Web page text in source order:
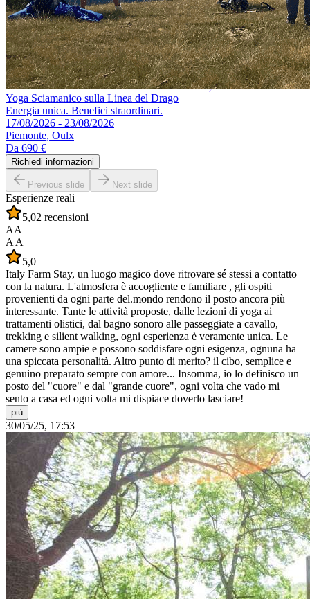
Yoga Sciamanico sulla Linea del Drago
Energia unica. Benefici straordinari.
17/08/2026 - 23/08/2026
Piemonte, Oulx
Da 690 €
Richiedi informazioni
Previous slide Next slide
Esperienze reali
5,02 recensioni
AA
A A
5,0
Italy Farm Stay, un luogo magico dove ritrovare sé stessi a contatto
con la natura. L'atmosfera è accogliente e familiare , gli ospiti
provenienti da ogni parte del.mondo rendono il posto ancora più
interessante. Tante le attività proposte, dalle lezioni di yoga ai
trattamenti olistici, dal bagno sonoro alle passeggiate a cavallo,
trekking e silient walking, ogni esperienza è veramente unica. Le
camere sono ampie e possono soddisfare ogni esigenza, ognuna ha
una spiccata personalità. Altro punto di merito? il cibo, semplice e
genuino preparato sempre con amore... Insomma, io lo definisco un
posto del "cuore" e dal "grande cuore", ogni volta che vado mi
sento a casa ed ogni volta mi dispiace doverlo lasciare!
più
30/05/25, 17:53